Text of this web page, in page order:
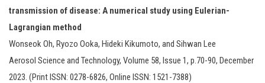
transmission of disease: A numerical study using Eulerian-
Lagrangian method
Wonseok Oh, Ryozo Ooka, Hideki Kikumoto, and Sihwan Lee
Aerosol Science and Technology, Volume 58, Issue 1, p.70-90, December
2023. (Print ISSN: 0278-6826, Online ISSN: 1521-7388)